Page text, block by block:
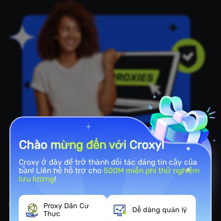
Công Cụ Mạnh Mẽ
Lợi ích của việc sử dụng
YouTube Proxy
Vượt quaHạn chế địa lý Một lợi ích lớn khi sử
dụng proxy YouTube là truy cập vào YouTube ngay
Chào mừng đến với Croxy!
Croxy ở đây để trở thành đối tác đáng tin cậy của
bạn! Liên hệ hỗ trợ cho500M miễn phí thử nghiệm
lưu lượng!
Proxy Dân Cư
Thực
Dễ dàng quản lý